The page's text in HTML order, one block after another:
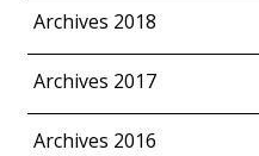
Archives 2018
Archives 2017
Archives 2016